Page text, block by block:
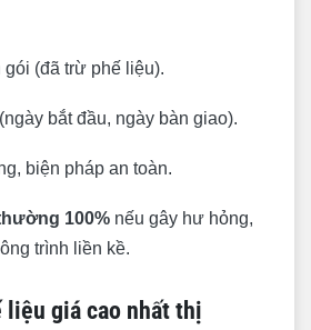
(đã trừ phế liệu).
bắt đầu, ngày bàn giao).
biện pháp an toàn.
100% nếu gây hư hỏng,
trình liền kề.
liệu giá cao nhất thị